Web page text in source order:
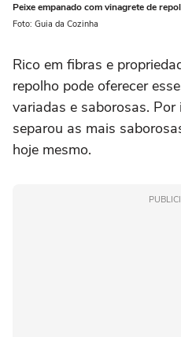
Peixe empanado com vinagrete de
Foto: Guia da Cozinha
Rico em fibras e
repolho pode oferecer
variadas e saborosas.
separou as mais
hoje mesmo.